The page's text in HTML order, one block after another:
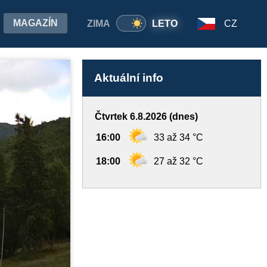
ZIMA LETO
MAGAZÍN CZ
Aktuální info
Čtvrtek 6.8.2026 (dnes)
16:00 33 až 34 °C
18:00 27 až 32 °C